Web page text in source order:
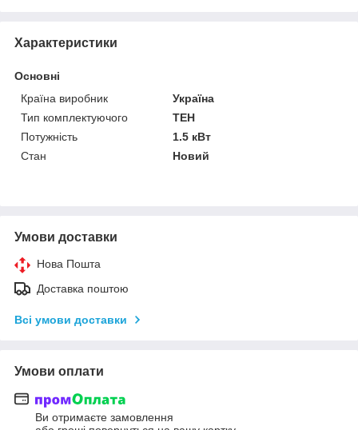
Характеристики
Основні
Країна виробник
Україна
Тип комплектуючого
ТЕН
Потужність
1.5 кВт
Стан
Новий
Умови доставки
Нова Пошта
Доставка поштою
Всі умови доставки
Умови оплати
Ви отримаєте замовлення